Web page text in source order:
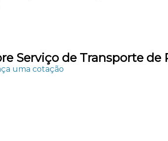
Serviço de Transporte
uma cotação